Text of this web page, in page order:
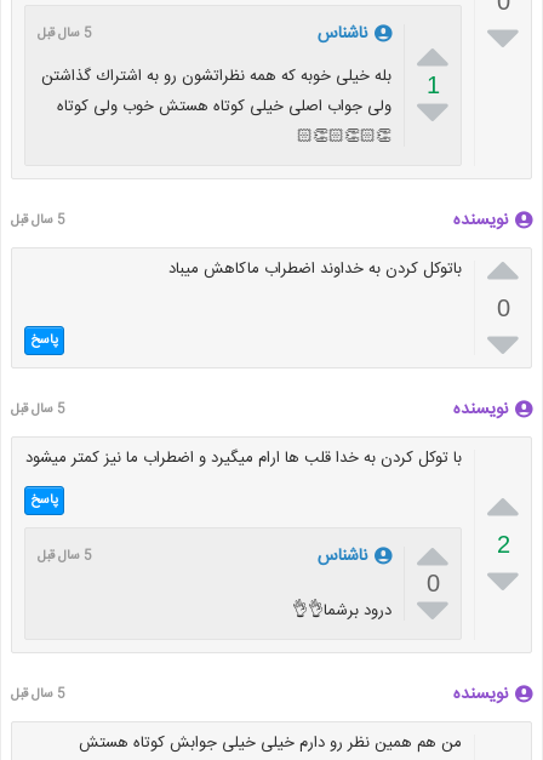


1

ناشناس 5 سال قبل
بله خيلى خوبه كه همه نظراتشون رو به اشتراك گذاشتن
ولى جواب اصلى خيلى كوتاه هستش خوب ولى كوتاه
👏🏻👏🏻👏🏻
نویسنده 5 سال قبل

0

باتوکل کردن به خداوند اضطراب ماکاهش میباد
پاسخ
نویسنده 5 سال قبل

2

با توکل کردن به خدا قلب ها ارام میگیرد و اضطراب ما نیز کمتر میشود
پاسخ

0

ناشناس 5 سال قبل
درود برشما👌👌
نویسنده 5 سال قبل
من هم همين نظر رو دارم خيلى خيلى جوابش كوتاه هستش